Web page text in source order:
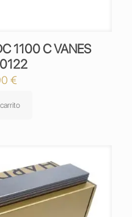
1100 C VANES
€